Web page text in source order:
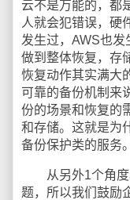
云不是万能的，都
人就会犯错误，硬
发生过，AWS也
做到整体恢复，存
恢复动作其实满大
可靠的备份机制来
份的场景和恢复的
和存储。这就是为
备份保护类的服务。
从另外1个角度
题，所以我们鼓励